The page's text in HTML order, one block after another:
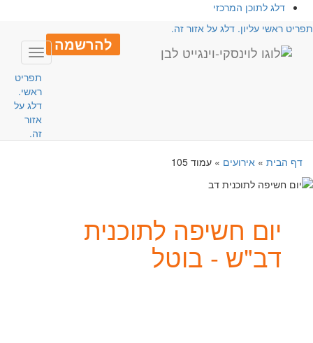
דלג לתוכן המרכזי
ראשי עליון. דלג על אזור זה.
להרשמה
Toggle
תפריט
ראשי.
דלג על
אזור
זה.
דף הבית» אירועים» עמוד 105
יום חשיפה לתוכנית
דב"ש - בוטל